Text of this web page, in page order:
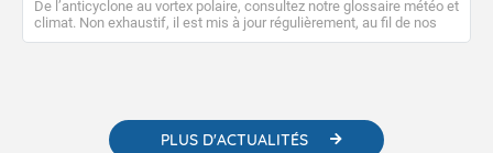
De l’anticyclone au vortex polaire, consultez notre glossaire météo et
climat. Non exhaustif, il est mis à jour régulièrement, au fil de nos
publications. Vous y trouverez également des liens utiles vers nos
PLUS D'ACTUALITÉS